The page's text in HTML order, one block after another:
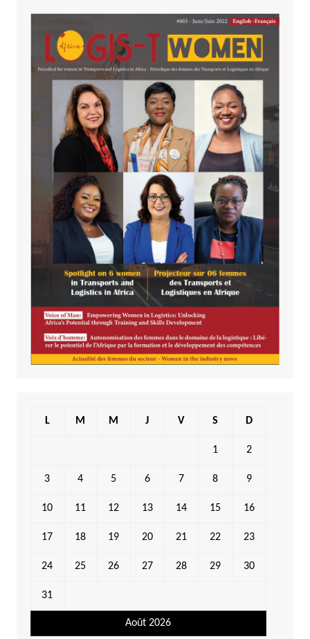
Août 2026
L M M J V S D
1 2
3 4 5 6 7 8 9
10 11 12 13 14 15 16
17 18 19 20 21 22 23
24 25 26 27 28 29 30
31